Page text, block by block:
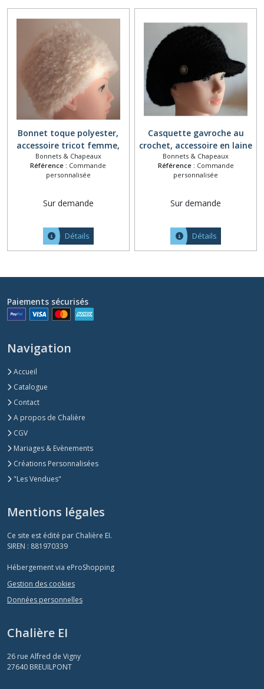
Bonnet toque polyester,
accessoire tricot femme,
chapka tricotée main,
accessoire de tête hiver,
bonnet chaud épais tricot,
Bonnets & Chapeaux
Référence : Commande
personnalisée
Sur demande
Détails
Casquette gavroche au
crochet, accessoire en laine
femme, bonnet crocheté
main, accessoire de tête
hiver, chapeau à visière
laine noir
Bonnets & Chapeaux
Référence : Commande
personnalisée
Sur demande
Détails
Paiements sécurisés
Navigation
Accueil
Catalogue
Contact
A propos de Chalière
CGV
Mariages & Evènements
Créations Personnalisées
"Les Vendues"
Mentions légales
Ce site est édité par Chalière EI.
SIREN : 881970339
Hébergement via eProShopping
Gestion des cookies
Données personnelles
Chalière EI
26 rue Alfred de Vigny
27640 BREUILPONT